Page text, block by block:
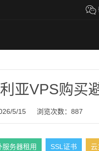
亚VPS购买
5/15 浏览次数：887
服务器租用 SSL证书 云